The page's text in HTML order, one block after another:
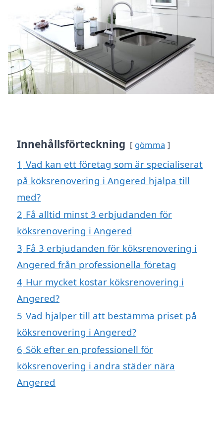
Innehållsförteckning gömma
1 Vad kan ett företag som är specialiserat
på köksrenovering i Angered hjälpa till
med?
2 Få alltid minst 3 erbjudanden för
köksrenovering i Angered
3 Få 3 erbjudanden för köksrenovering i
Angered från professionella företag
4 Hur mycket kostar köksrenovering i
Angered?
5 Vad hjälper till att bestämma priset på
köksrenovering i Angered?
6 Sök efter en professionell för
köksrenovering i andra städer nära
Angered